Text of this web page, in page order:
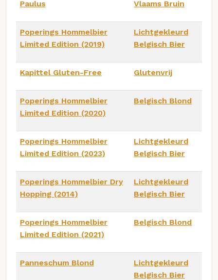
Paulus Vlaams Bruin
Poperings Hommelbier
Limited Edition (2019)
Lichtgekleurd
Belgisch Bier
Kapittel Gluten-Free Glutenvrij
Poperings Hommelbier
Limited Edition (2020)
Belgisch Blond
Poperings Hommelbier
Limited Edition (2023)
Lichtgekleurd
Belgisch Bier
Poperings Hommelbier Dry
Hopping (2014)
Lichtgekleurd
Belgisch Bier
Poperings Hommelbier
Limited Edition (2021)
Belgisch Blond
Panneschum Blond
Lichtgekleurd
Belgisch Bier